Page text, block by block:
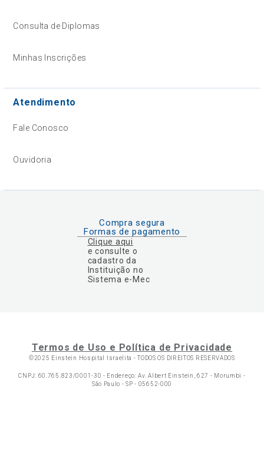
Consulta de Diplomas
Minhas Inscrições
Atendimento
Fale Conosco
Ouvidoria
Compra segura
Formas de pagamento
Clique aqui
e consulte o
cadastro da
Instituição no
Sistema e-Mec
Termos de Uso e Política de Privacidade
©2025 Einstein Hospital Israelita -TODOS OS DIREITOS RESERVADOS
CNPJ: 60.765.823/0001-30 - Endereço: Av. Albert Einstein, 627 - Morumbi -
São Paulo - SP - 05652-000